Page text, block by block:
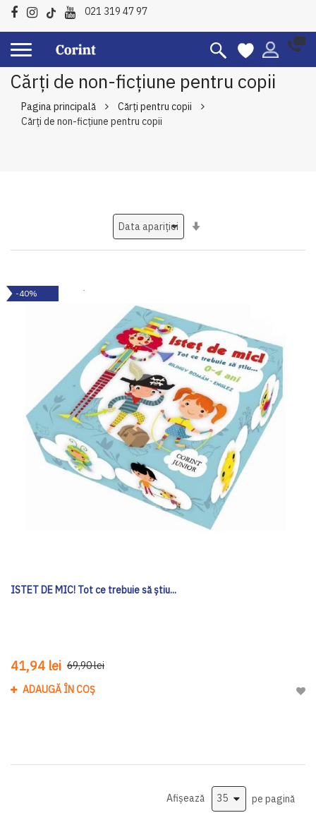
021 319 47 97
Cărți de non-ficțiune pentru copii
Pagina principală
Cărți pentru copii
Cărți de non-ficțiune pentru copii
-40%
ISTET DE MIC! Tot ce trebuie să ştiu...
41,94 lei 69,90 lei
ADAUGĂ ÎN COȘ
Afișează pe pagină